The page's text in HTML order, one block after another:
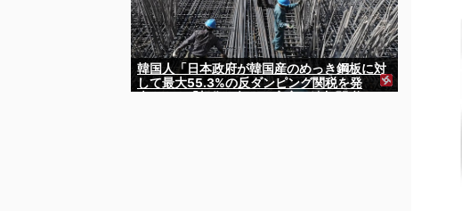
韓国人「日本政府が韓国産のめっき鋼板に対
して最大55.3%の反ダンピング関税を発